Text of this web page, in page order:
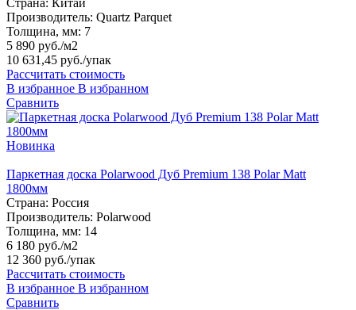
Производитель: Quartz Parquet
Толщина, мм: 7
5 890 руб./м2
10 631,45 руб./упак
Рассчитать стоимость
В избранное В избранном
Сравнить
Новинка
Паркетная доска Polarwood Дуб Premium 138 Polar Matt
1800мм
Страна: Россия
Производитель: Polarwood
Толщина, мм: 14
6 180 руб./м2
12 360 руб./упак
Рассчитать стоимость
В избранное В избранном
Сравнить